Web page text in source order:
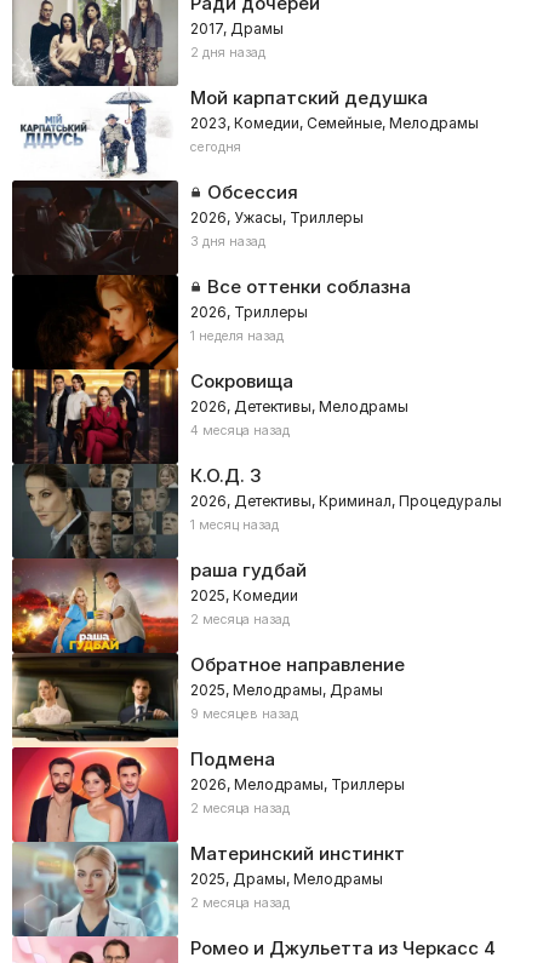
2017, Драмы
2 дня назад
Мой карпатский дедушка
2023, Комедии, Семейные, Мелодрамы
сегодня
Обсессия
2026, Ужасы, Триллеры
3 дня назад
Все оттенки соблазна
2026, Триллеры
1 неделя назад
Сокровища
2026, Детективы, Мелодрамы
4 месяца назад
К.О.Д. 3
2026, Детективы, Криминал, Процедуралы
1 месяц назад
раша гудбай
2025, Комедии
2 месяца назад
Обратное направление
2025, Мелодрамы, Драмы
9 месяцев назад
Подмена
2026, Мелодрамы, Триллеры
2 месяца назад
Материнский инстинкт
2025, Драмы, Мелодрамы
2 месяца назад
Ромео и Джульетта из Черкасс 4